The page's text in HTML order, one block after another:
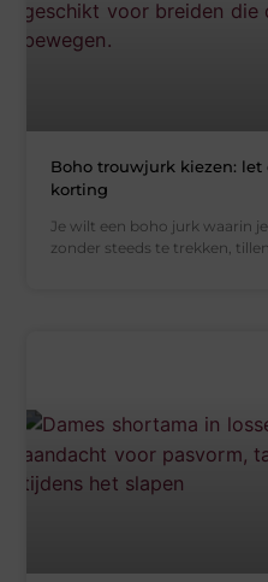
Boho trouwjurk kiezen:
korting
Je wilt een boho jurk waarin
zonder steeds te trekken,